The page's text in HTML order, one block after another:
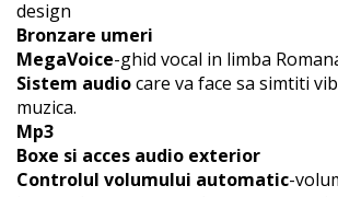
design
Bronzare umeri
MegaVoice-ghid vocal in limba
Sistem audiocare va face sa simtiti
muzica.
Mp3
Boxe si acces audio exterior
Controlul volumului automatic-